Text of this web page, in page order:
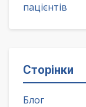
пацієнтів
Сторінки
Блог